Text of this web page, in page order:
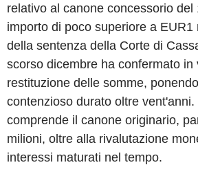
relativo al canone concessorio del
importo di poco superiore a
della sentenza della Corte di
scorso dicembre ha confermato in
restituzione delle somme,
contenzioso durato oltre
comprende il canone originario,
milioni, oltre alla rivalutazione
interessi maturati nel tempo.